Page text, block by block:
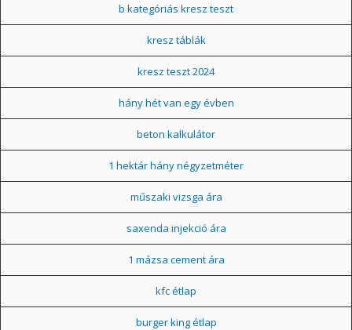
b kategóriás kresz teszt
kresz táblák
kresz teszt 2024
hány hét van egy évben
beton kalkulátor
1 hektár hány négyzetméter
műszaki vizsga ára
saxenda injekció ára
1 mázsa cement ára
kfc étlap
burger king étlap